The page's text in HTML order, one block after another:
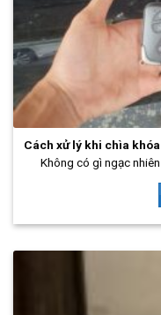
Cách xử lý khi chìa
Không có gì ngạc